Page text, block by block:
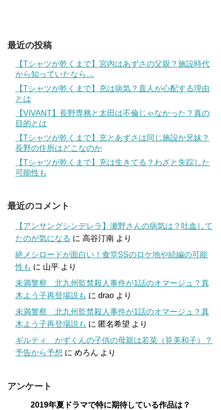
最近の投稿
【Tシャツが乾くまで】宮内はあずさの父親？施設時代
から知っていたなら…
【Tシャツが乾くまで】充は病気？直人が心配する理由
とは
【VIVANT】長野専務と太田は不倫じゃなかった？真の
目的とは
【Tシャツが乾くまで】充とあずさは同じ施設か兄妹？
長野の住所はどこなのか
【Tシャツが乾くまで】充は生きてる？わざと失踪した
可能性も
最近のコメント
【アンサングシンデレラ】瀬野さんの病気は？吐血して
たのが気になる に 高谷汀南 より
絶メシロードが面白い！食堂SSのロケ地や続編の可能
性も に 山平 より
未満警察 北九州監禁殺人事件が1話のオマージュ？真
木よう子再登場説も に drao より
未満警察 北九州監禁殺人事件が1話のオマージュ？真
木よう子再登場説も に 匿名希望 より
ギルティ かずくんの子供の母親は若菜（筧美和子）？
予告から予想 に めろん より
アンケート
2019年夏ドラマで特に期待している作品は？